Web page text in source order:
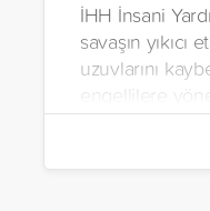
İHH İnsani
savaşın
uzuvlarını
engellilere
çalışmalarını
yürütülen son
Halep, Hama,
bölgelerinde